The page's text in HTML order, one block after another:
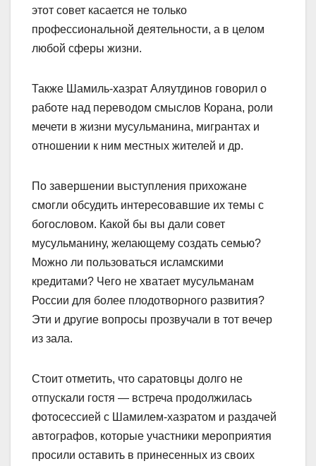
этот совет касается не только
профессиональной деятельности, а в целом
любой сферы жизни.
Также Шамиль-хазрат Аляутдинов говорил о
работе над переводом смыслов Корана, роли
мечети в жизни мусульманина, мигрантах и
отношении к ним местных жителей и др.
По завершении выступления прихожане
смогли обсудить интересовавшие их темы с
богословом. Какой бы вы дали совет
мусульманину, желающему создать семью?
Можно ли пользоваться исламскими
кредитами? Чего не хватает мусульманам
России для более плодотворного развития?
Эти и другие вопросы прозвучали в тот вечер
из зала.
Стоит отметить, что саратовцы долго не
отпускали гостя — встреча продолжилась
фотосессией с Шамилем-хазратом и раздачей
автографов, которые участники мероприятия
просили оставить в принесенных из своих